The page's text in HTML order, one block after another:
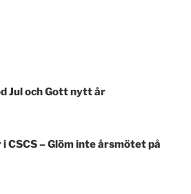
Jul och Gott nytt år
CSCS – Glöm inte årsmötet på